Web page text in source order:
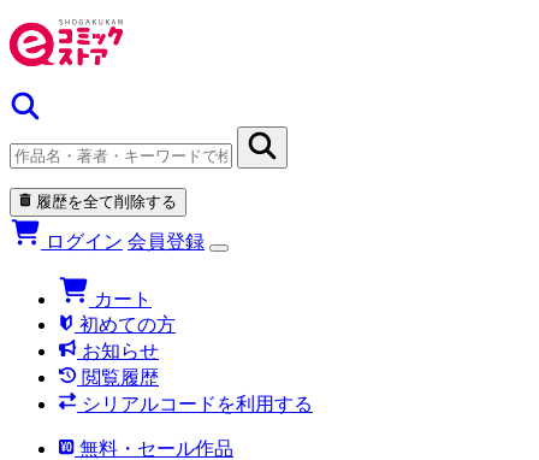
履歴を全て削除する
ログイン 会員登録
カート
初めての方
お知らせ
閲覧履歴
シリアルコードを利用する
無料・セール作品